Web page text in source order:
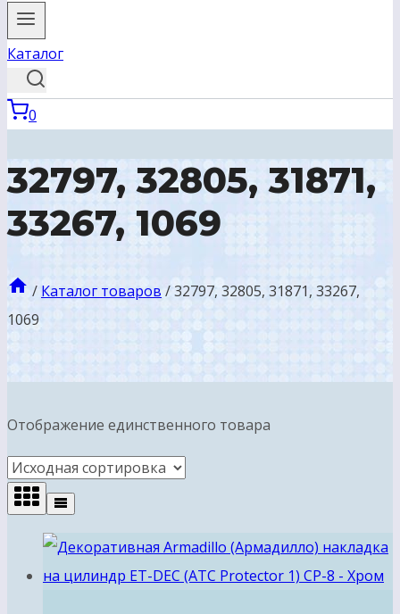
Каталог
0
32797, 32805, 31871,
33267, 1069
/ Каталог товаров /32797, 32805, 31871, 33267,
1069
Отображение единственного товара